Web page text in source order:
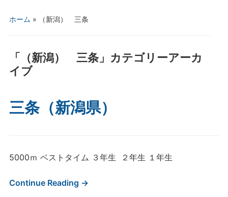
ホーム » （新潟） 三条
「 （新潟） 三条」カテゴリーアーカ
イブ
三条（新潟県）
5000ｍ ベストタイム ３年生 ２年生 １年生
Continue Reading →